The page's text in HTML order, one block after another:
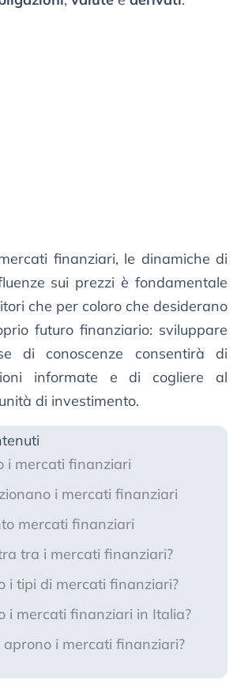
finanziari, le dinamiche di
sui prezzi è fondamentale
che per coloro che desiderano
futuro finanziario: sviluppare
di conoscenze consentirà di
informate e di cogliere al
di investimento.
i mercati finanziari
i mercati finanziari
mercati finanziari
tra i mercati finanziari?
i tipi di mercati finanziari?
i mercati finanziari in Italia?
i mercati finanziari?